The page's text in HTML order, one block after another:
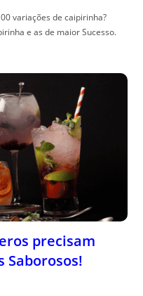
variações de caipirinha?
e as de maior Sucesso.
precisam
Saborosos!